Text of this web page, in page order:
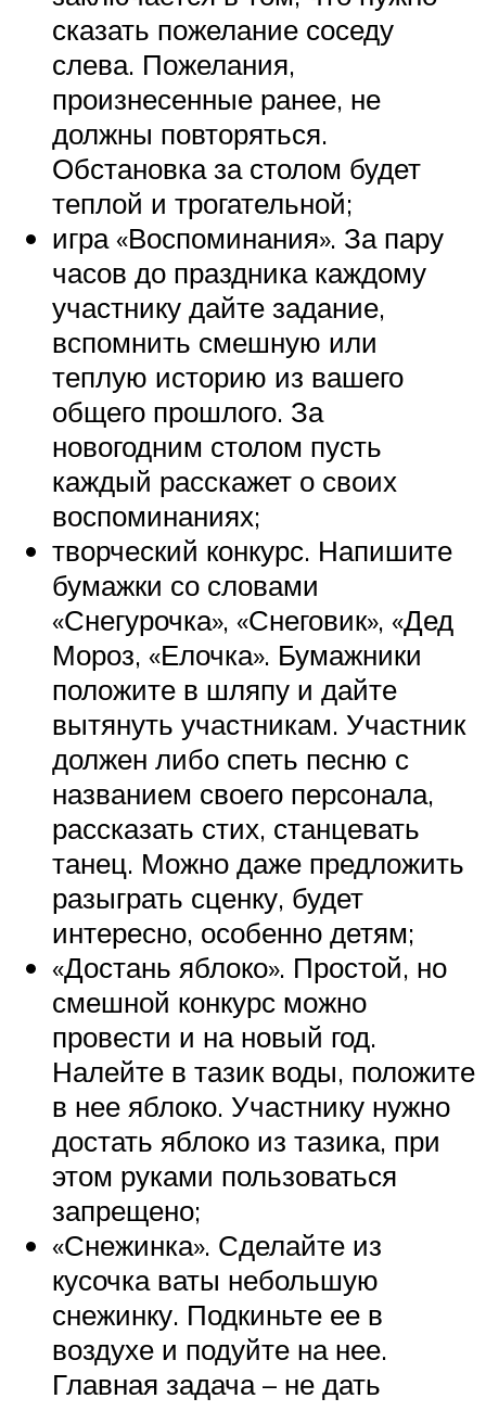
сказать пожелание соседу
слева. Пожелания,
произнесенные ранее, не
должны повторяться.
Обстановка за столом будет
теплой и трогательной;
игра «Воспоминания». За пару
часов до праздника каждому
участнику дайте задание,
вспомнить смешную или
теплую историю из вашего
общего прошлого. За
новогодним столом пусть
каждый расскажет о своих
воспоминаниях;
творческий конкурс. Напишите
бумажки со словами
«Снегурочка», «Снеговик», «Дед
Мороз, «Елочка». Бумажники
положите в шляпу и дайте
вытянуть участникам. Участник
должен либо спеть песню с
названием своего персонала,
рассказать стих, станцевать
танец. Можно даже предложить
разыграть сценку, будет
интересно, особенно детям;
«Достань яблоко». Простой, но
смешной конкурс можно
провести и на новый год.
Налейте в тазик воды, положите
в нее яблоко. Участнику нужно
достать яблоко из тазика, при
этом руками пользоваться
запрещено;
«Снежинка». Сделайте из
кусочка ваты небольшую
снежинку. Подкиньте ее в
воздухе и подуйте на нее.
Главная задача – не дать